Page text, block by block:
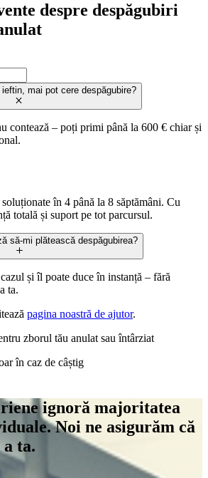
despre despăgubiri
mai pot cere despăgubire?
contează – poți primi până la 600 € chiar și
în 4 până la 8 săptămâni. Cu
totală și suport pe tot parcursul.
să-mi plătească despăgubirea?
și îl poate duce în instanță – fără
ta.
pagina noastră de ajutor.
zborul tău anulat sau întârziat
în caz de câștig
ignoră majoritatea
Noi ne asigurăm că
ta.